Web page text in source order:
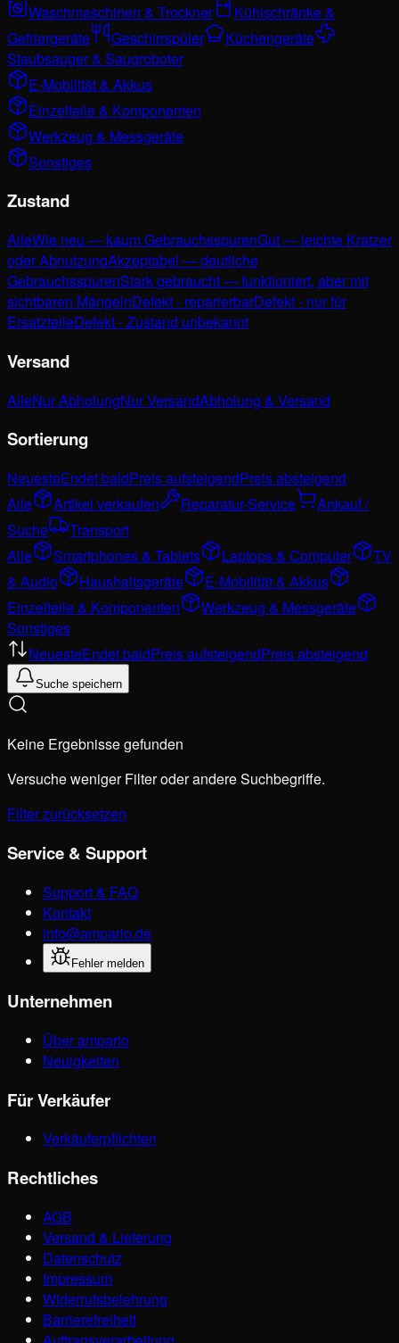
Waschmaschinen & Trockner
Kühlschränke &
Gefriergeräte
Geschirrspüler
Küchengeräte
Staubsauger & Saugroboter
E-Mobilität & Akkus
Einzelteile & Komponenten
Werkzeug & Messgeräte
Sonstiges
Zustand
AlleWie neu — kaum GebrauchsspurenGut — leichte Kratzer
oder AbnutzungAkzeptabel — deutliche
GebrauchsspurenStark gebraucht — funktioniert, aber mit
sichtbaren MängelnDefekt - reparierbarDefekt - nur für
ErsatzteileDefekt - Zustand unbekannt
Versand
AlleNur AbholungNur VersandAbholung & Versand
Sortierung
NeuesteEndet baldPreis aufsteigendPreis absteigend
Alle
Artikel verkaufen Reparatur-Service
Ankauf /
Suche
Transport
Alle
Smartphones & Tablets Laptops & Computer
TV
& Audio
Haushaltsgeräte
E-Mobilität & Akkus
Einzelteile & Komponenten
Werkzeug & Messgeräte
Sonstiges
NeuesteEndet baldPreis aufsteigendPreis absteigend
Suche speichern
Keine Ergebnisse gefunden
Versuche weniger Filter oder andere Suchbegriffe.
Filter zurücksetzen
Service & Support
Support & FAQ
Kontakt
info@ampario.de
Fehler melden
Unternehmen
Über ampario
Neuigkeiten
Für Verkäufer
Verkäuferpflichten
Rechtliches
AGB
Versand & Lieferung
Datenschutz
Impressum
Widerrufsbelehrung
Barrierefreiheit